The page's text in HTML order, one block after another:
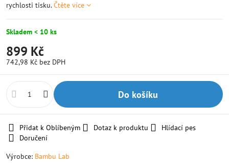
rychlosti tisku.Čtěte více
Skladem < 10 ks
899 Kč
742,98 Kč bez DPH
Do košíku
Přidat k Oblíbeným Dotaz k produktu
Hlídací pes
Doručení
Výrobce: Bambu Lab